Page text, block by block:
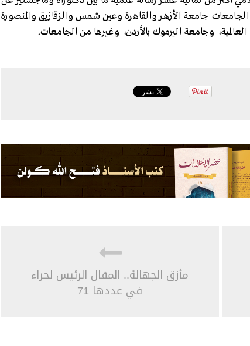
جامعة الأزهر والقاهرة وعين شمس والزقازيق والمنصورة
وجامعة اليرموك بالأردن، وغيرها من الجامعات.
مأزق الجهالة.. المقال الرئيس لحراء
في عددها 71